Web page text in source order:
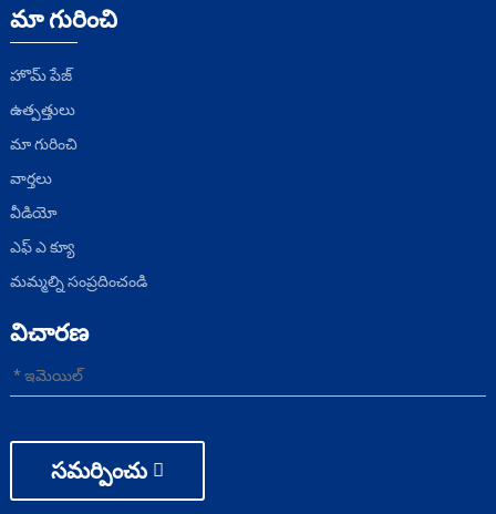
మా గురించి
హొమ్ పేజ్
ఉత్పత్తులు
మా గురించి
వార్తలు
వీడియో
ఎఫ్ ఎ క్యూ
మమ్మల్ని సంప్రదించండి
విచారణ
సమర్పించు